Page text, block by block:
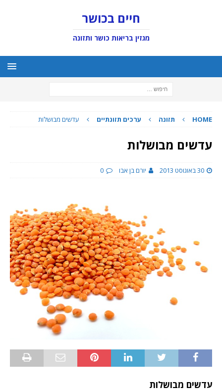
חיים בכושר
מגזין בריאות כושר ותזונה
HOME תזונה ערכים תזונתיים עדשים מבושלות
עדשים מבושלות
30 באוגוסט 2013 יורם בן אבו 0
עדשים מבושלות